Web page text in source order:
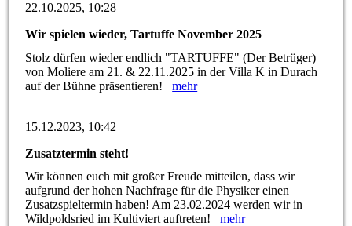
22.10.2025, 10:28
Wir spielen wieder, Tartuffe November 2025
Stolz dürfen wieder endlich "TARTUFFE" (Der Betrüger)
von Moliere am 21. & 22.11.2025 in der Villa K in Durach
auf der Bühne präsentieren!mehr
15.12.2023, 10:42
Zusatztermin steht!
Wir können euch mit großer Freude mitteilen, dass wir
aufgrund der hohen Nachfrage für die Physiker einen
Zusatzspieltermin haben! Am 23.02.2024 werden wir in
Wildpoldsried im Kultiviert auftreten!mehr